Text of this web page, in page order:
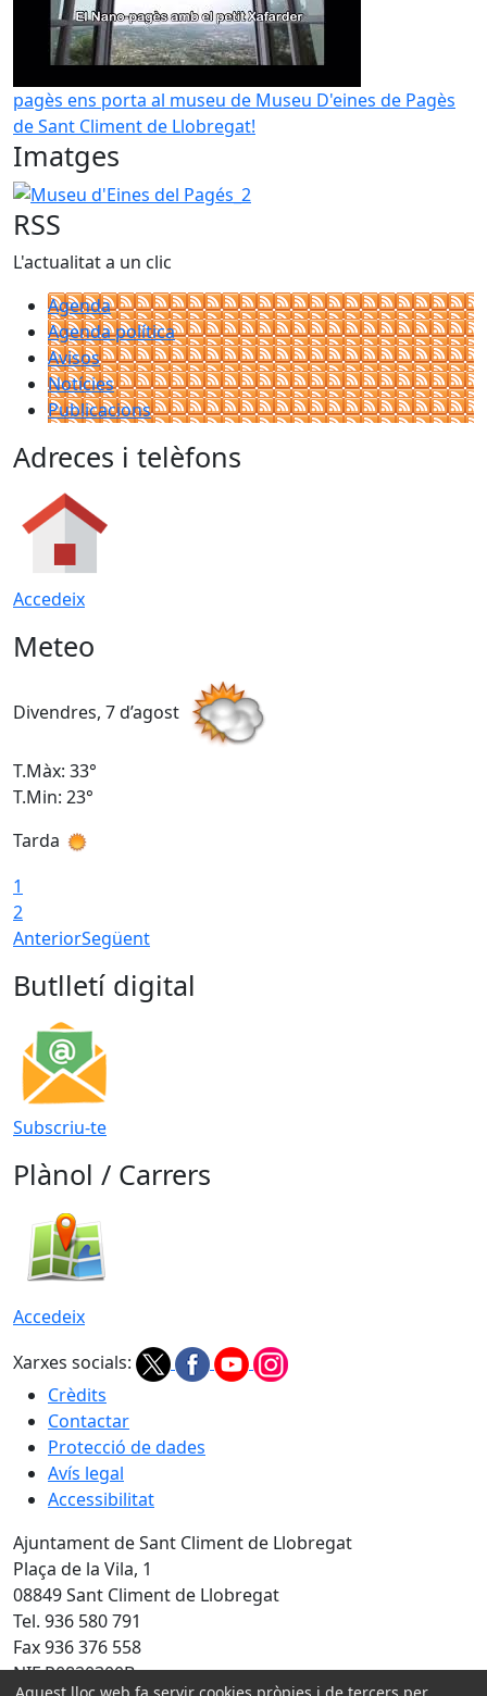
pagès ens porta al museu de Museu D'eines de Pagès
de Sant Climent de Llobregat!
Imatges
Museu d'Eines del Pagés_2
RSS
L'actualitat a un clic
Agenda
Agenda política
Avisos
Notícies
Publicacions
Adreces i telèfons
Accedeix
Meteo
Divendres, 7 d’agost
T.Màx: 33°
T.Min: 23°
Tarda
1
2
AnteriorSegüent
Butlletí digital
Subscriu-te
Plànol / Carrers
Accedeix
Xarxes socials:
Crèdits
Contactar
Protecció de dades
Avís legal
Accessibilitat
Ajuntament de Sant Climent de Llobregat
Plaça de la Vila, 1
08849 Sant Climent de Llobregat
Tel. 936 580 791
Fax 936 376 558
NIF P0820300B